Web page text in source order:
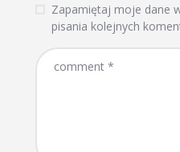
Zapamiętaj moje dane
pisania kolejnych